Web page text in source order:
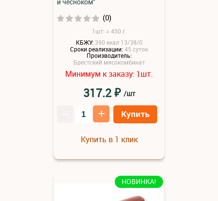
(0)
1шт: ≈ 450 г.
КБЖУ: 390 ккал 13/38/0
Сроки реализации:45 суток
Производитель:
Брестский мясокомбинат
Минимум к заказу: 1шт.
317.2₽ /шт
+ Купить
Купить в 1 клик
НОВИНКА!